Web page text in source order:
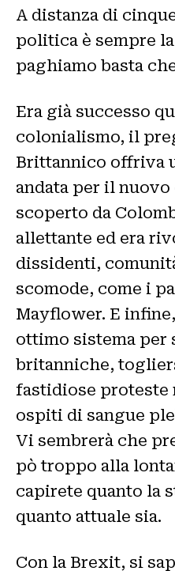
A distanza di
politica è sempre
paghiamo basta
Era già successo
colonialismo, il
Brittannico offriva
andata per il
scoperto da
allettante ed era
dissidenti,
scomode, come i
Mayflower. E
ottimo sistema per
britanniche,
fastidiose proteste
ospiti di sangue
Vi sembrerà che
pò troppo alla
capirete quanto la
quanto attuale sia.
Con la Brexit, si